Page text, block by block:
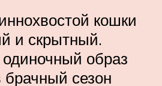
кошки
и скрытный.
образ
сезон